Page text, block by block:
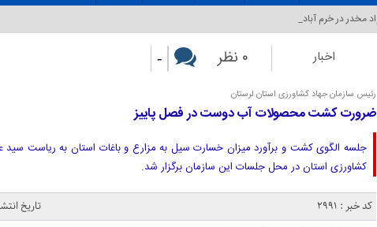
اخبار ۰ نظر -
رئیس سازمان جهاد کشاورزی استان لرستان
ضرورت کشت محصولات آب دوست در فصل پاییز
جلسه الگوی کشت و برآورد میزان خسارت سیل به مزارع و باغات استان به ریاست
کشاورزی استان در محل جلسات این سازمان برگزار شد.
کد خبر : 2991 تاریخ انتشار : جمعه